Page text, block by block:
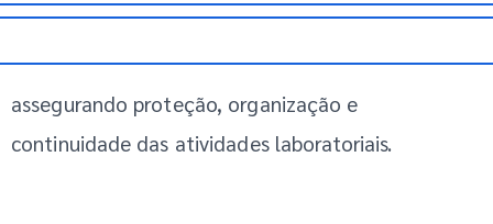
operação, apoiada por estrutura operacional
sólida, solidez financeira e cobertura nacional,
assegurando proteção, organização e
continuidade das atividades laboratoriais.